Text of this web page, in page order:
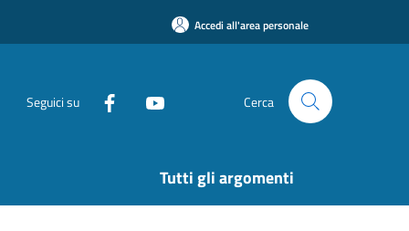
Accedi all'area personale
Seguici su Cerca
Tutti gli argomenti